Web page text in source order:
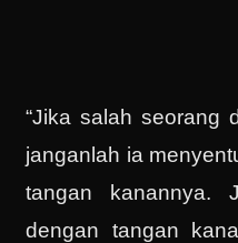
“Jika salah seorang
janganlah ia
tangan kanannya.
dengan tangan